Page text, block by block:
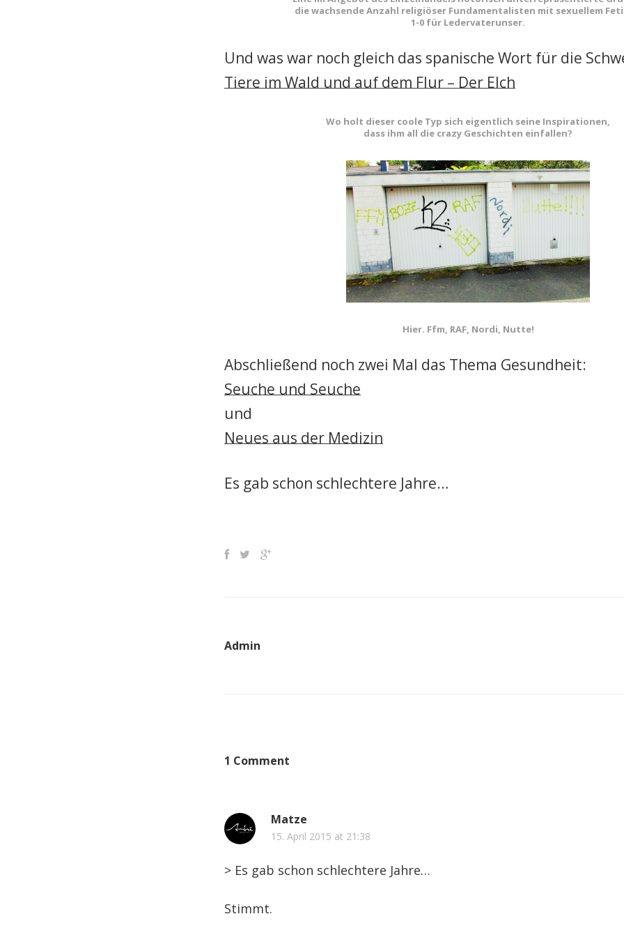
die wachsende Anzahl religiöser Fundamentalisten mit sexuellem
1-0 für Ledervaterunser.
Und was war noch gleich das spanische Wort für die
Tiere im Wald und auf dem Flur – Der Elch
Wo holt dieser coole Typ sich eigentlich seine Inspirationen,
dass ihm all die crazy Geschichten einfallen?
Hier. Ffm, RAF, Nordi, Nutte!
Abschließend noch zwei Mal das Thema Gesundheit:
Seuche und Seuche
und
Neues aus der Medizin
Es gab schon schlechtere Jahre…
Admin
1 Comment
Matze
15. April 2015 at 21:38
> Es gab schon schlechtere Jahre…
Stimmt.